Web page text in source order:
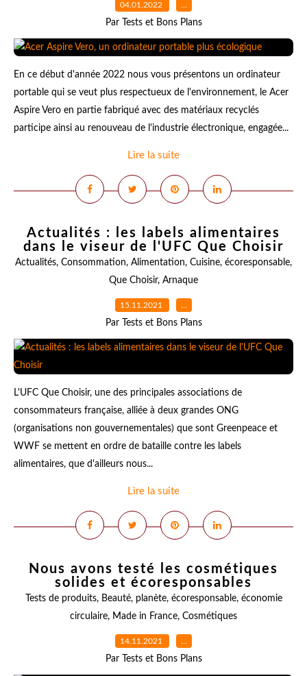
04.01.2022 …
Par Tests et Bons Plans
En ce début d'année 2022 nous vous présentons un ordinateur
portable qui se veut plus respectueux de l'environnement, le Acer
Aspire Vero en partie fabriqué avec des matériaux recyclés
participe ainsi au renouveau de l'industrie électronique, engagée...
Lire la suite
Actualités : les labels alimentaires
dans le viseur de l'UFC Que Choisir
Actualités, Consommation, Alimentation, Cuisine, écoresponsable,
Que Choisir, Arnaque
15.11.2021 …
Par Tests et Bons Plans
L'UFC Que Choisir, une des principales associations de
consommateurs française, alliée à deux grandes ONG
(organisations non gouvernementales) que sont Greenpeace et
WWF se mettent en ordre de bataille contre les labels
alimentaires, que d'ailleurs nous...
Lire la suite
Nous avons testé les cosmétiques
solides et écoresponsables
Tests de produits, Beauté, planète, écoresponsable, économie
circulaire, Made in France, Cosmétiques
14.11.2021 …
Par Tests et Bons Plans